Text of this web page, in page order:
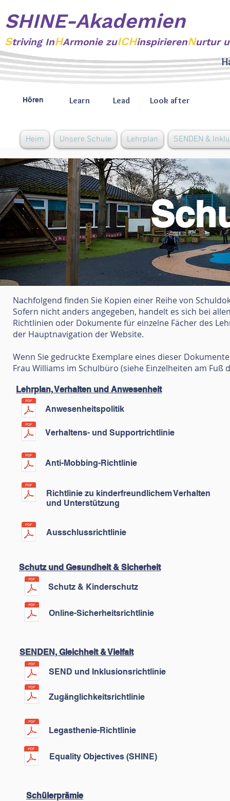
SHINE-Akademien
Striving InHArmonie zuICHinspirierenNurtur
Hören Learn Lead Look after
Heim Unsere Schule Lehrplan SENDEN &
Nachfolgend finden Sie Kopien einer Reihe von
Sofern nicht anders angegeben, handelt es sich bei
Richtlinien oder Dokumente für einzelne Fächer des
der Hauptnavigation der Website.
Wenn Sie gedruckte Exemplare eines dieser
Frau Williams im Schulbüro (siehe Einzelheiten am Fuß
Lehrplan, Verhalten und Anwesenheit
Anwesenheitspolitik
Verhaltens- und Supportrichtlinie
Anti-Mobbing-Richtlinie
Richtlinie zu kinderfreundlichem Verhalten
und Unterstützung
Ausschlussrichtlinie
Schutz und Gesundheit & Sicherheit
Schutz & Kinderschutz
Online-Sicherheitsrichtlinie
SENDEN, Gleichheit & Vielfalt
SEND und Inklusionsrichtlinie
Zugänglichkeitsrichtlinie
Legasthenie-Richtlinie
Equality Objectives (SHINE)
Schülerprämie